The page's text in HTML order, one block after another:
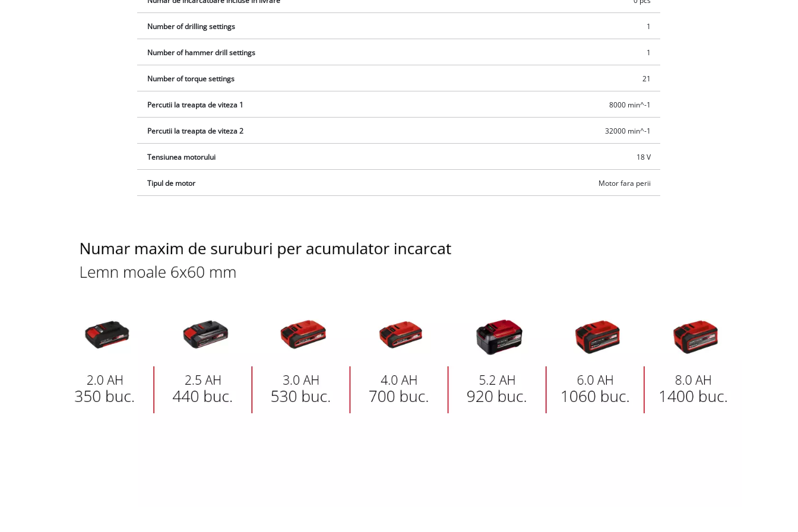
This content is not permitted to load due
to trackers that are not disclosed to the
Management Platform
Number of drilling settings 1
Number of hammer drill settings 1
Number of torque settings 21
Percutii la treapta de viteza 1 8000 min^-1
Percutii la treapta de viteza 2 32000 min^-1
Tensiunea motorului 18 V
Tipul de motor Motor fara perii